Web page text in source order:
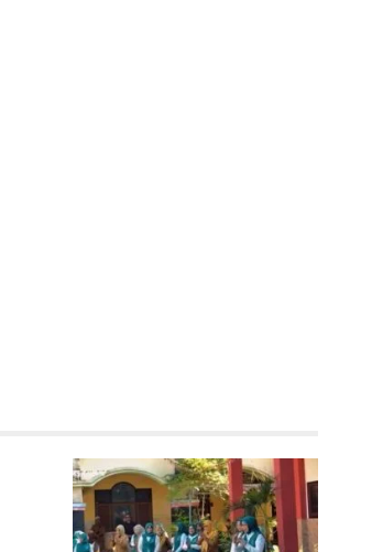
160 ribu sambungan baru
jaringan gas 2026